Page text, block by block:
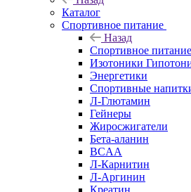
Каталог
Спортивное питание
Назад
Спортивное питание
Изотоники
Энергетики
Спортивные
Л-Глютамин
Гейнеры
Жиросжигатели
Бета-аланин
BCAA
Л-Карнитин
Л-Аргинин
Креатин